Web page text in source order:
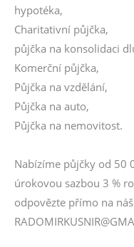
hypotéka,
Charitativní půjčka,
půjčka na konsolidaci
Komerční půjčka,
Půjčka na vzdělání,
Půjčka na auto,
Půjčka na nemovitost.
Nabízíme půjčky od 50
úrokovou sazbou 3 %
odpovězte přímo na